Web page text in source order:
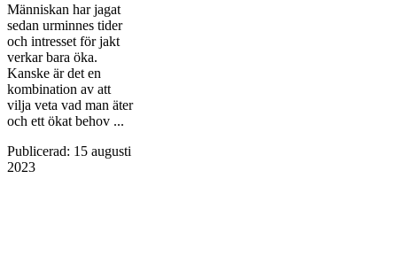
Människan har jagat
sedan urminnes tider
och intresset för jakt
verkar bara öka.
Kanske är det en
kombination av att
vilja veta vad man äter
och ett ökat behov ...
Publicerad: 15 augusti
2023